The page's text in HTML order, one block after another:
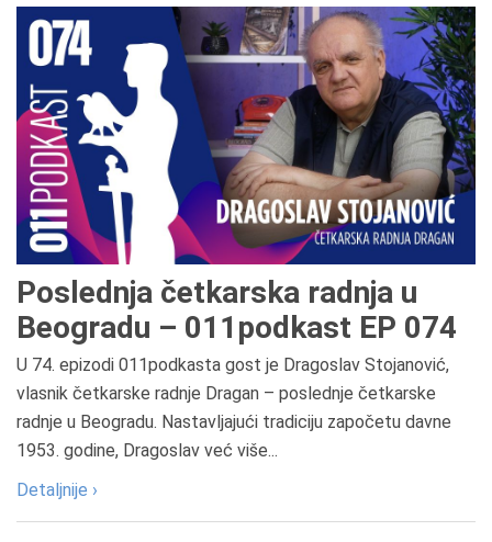
Poslednja četkarska radnja u
Beogradu – 011podkast EP 074
U 74. epizodi 011podkasta gost je Dragoslav Stojanović,
vlasnik četkarske radnje Dragan – poslednje četkarske
radnje u Beogradu. Nastavljajući tradiciju započetu davne
1953. godine, Dragoslav već više...
Detaljnije ›